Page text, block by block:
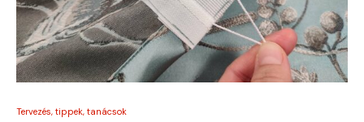
Tervezés, tippek, tanácsok